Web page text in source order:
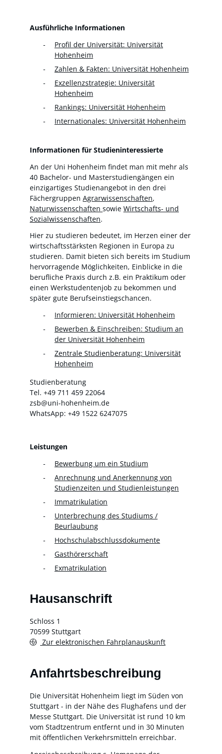
Ausführliche Informationen
Profil der Universität: Universität
Hohenheim
Zahlen & Fakten: Universität Hohenheim
Exzellenzstrategie: Universität
Hohenheim
Rankings: Universität Hohenheim
Internationales: Universität Hohenheim
Informationen für Studieninteressierte
An der Uni Hohenheim findet man mit mehr als
40 Bachelor- und Masterstudiengängen ein
einzigartiges Studienangebot in den drei
Fächergruppen Agrarwissenschaften,
Naturwissenschaften sowie Wirtschafts- und
Sozialwissenschaften.
Hier zu studieren bedeutet, im Herzen einer der
wirtschaftsstärksten Regionen in Europa zu
studieren. Damit bieten sich bereits im Studium
hervorragende Möglichkeiten, Einblicke in die
berufliche Praxis durch z.B. ein Praktikum oder
einen Werkstudentenjob zu bekommen und
später gute Berufseinstiegschancen.
Informieren: Universität Hohenheim
Bewerben & Einschreiben: Studium an
der Universität Hohenheim
Zentrale Studienberatung: Universität
Hohenheim
Studienberatung
Tel. +49 711 459 22064
zsb@uni-hohenheim.de
WhatsApp: +49 1522 6247075
Leistungen
Bewerbung um ein Studium
Anrechnung und Anerkennung von
Studienzeiten und Studienleistungen
Immatrikulation
Unterbrechung des Studiums /
Beurlaubung
Hochschulabschlussdokumente
Gasthörerschaft
Exmatrikulation
Hausanschrift
Schloss 1
70599 Stuttgart
Zur elektronischen Fahrplanauskunft
Anfahrtsbeschreibung
Die Universität Hohenheim liegt im Süden von
Stuttgart - in der Nähe des Flughafens und der
Messe Stuttgart. Die Universität ist rund 10 km
vom Stadtzentrum entfernt und in 30 Minuten
mit öffentlichen Verkehrsmitteln erreichbar.